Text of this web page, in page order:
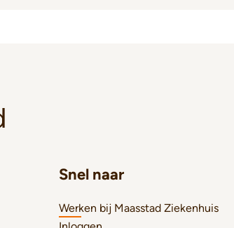
Snel naar
Werken bij Maasstad Ziekenhuis